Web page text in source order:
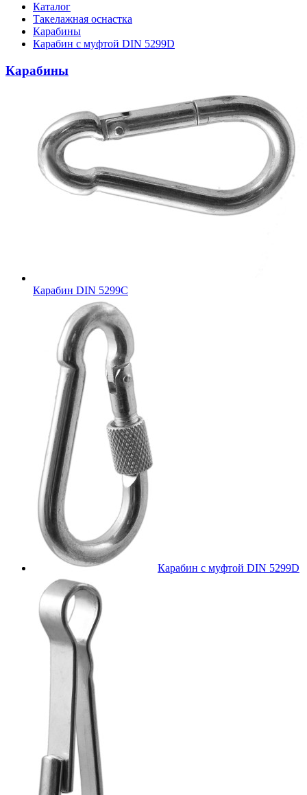
Каталог
Такелажная оснастка
Карабины
Карабин с муфтой DIN 5299D
Карабины
Карабин DIN 5299C
Карабин с муфтой DIN 5299D